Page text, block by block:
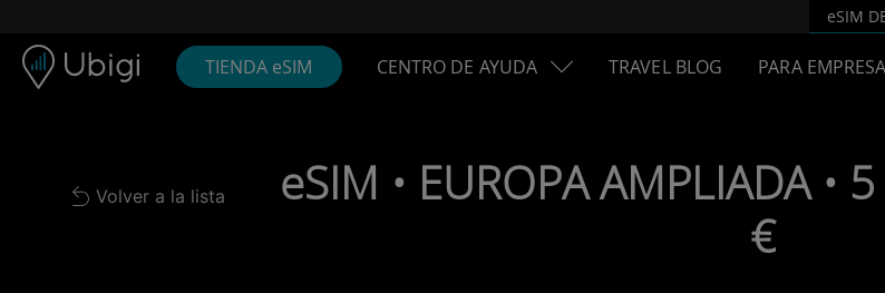
eSIM
TIENDA eSIM CENTRO DE AYUDA TRAVEL BLOG PARA
Back to list
Volver a la lista
eSIM • EUROPA AMPLIADA •
€